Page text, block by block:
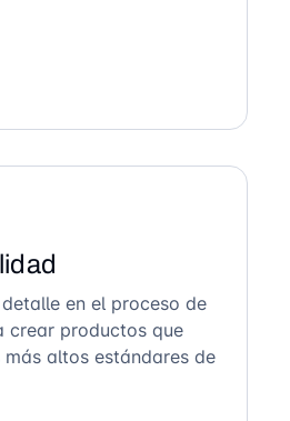
en el proceso de
crear productos que
altos estándares de